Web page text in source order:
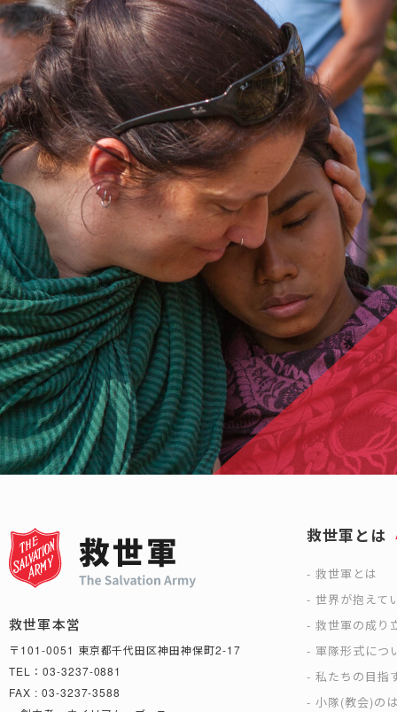
救世軍本営
〒101-0051 東京都千代田区神田神保町2-17
TEL：03-3237-0881
FAX : 03-3237-3588
救世軍とは
救世軍とは
世界が抱えて
救世軍の成り
軍隊形式につ
私たちの目指
小隊(教会)の